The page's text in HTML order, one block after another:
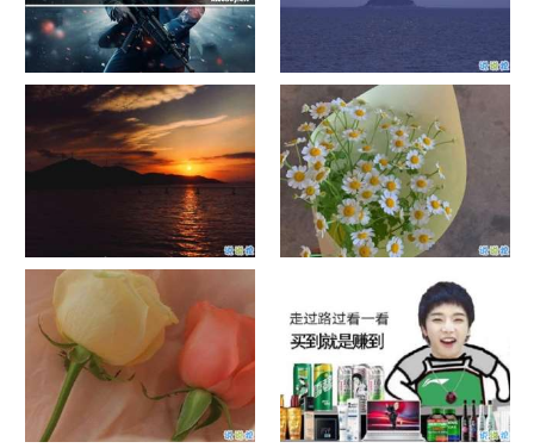
单目摄像头与双目摄像头
晚安励志语录带图片 晚安心语
励志鸡汤
日出文案温柔句子 看日出的微
信说说配图
晒风景照的唯美说说配图 适合
发风景的朋友圈文案